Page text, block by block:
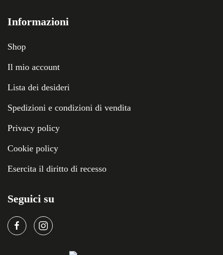
Informazioni
Shop
Il mio account
Lista dei desideri
Spedizioni e condizioni di vendita
Privacy policy
Cookie policy
Esercita il diritto di recesso
Seguici su